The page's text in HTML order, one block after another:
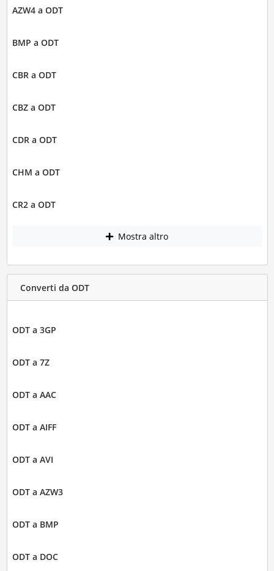
AZW4 a ODT
BMP a ODT
CBR a ODT
CBZ a ODT
CDR a ODT
CHM a ODT
CR2 a ODT
Mostra altro
Converti da ODT
ODT a 3GP
ODT a 7Z
ODT a AAC
ODT a AIFF
ODT a AVI
ODT a AZW3
ODT a BMP
ODT a DOC